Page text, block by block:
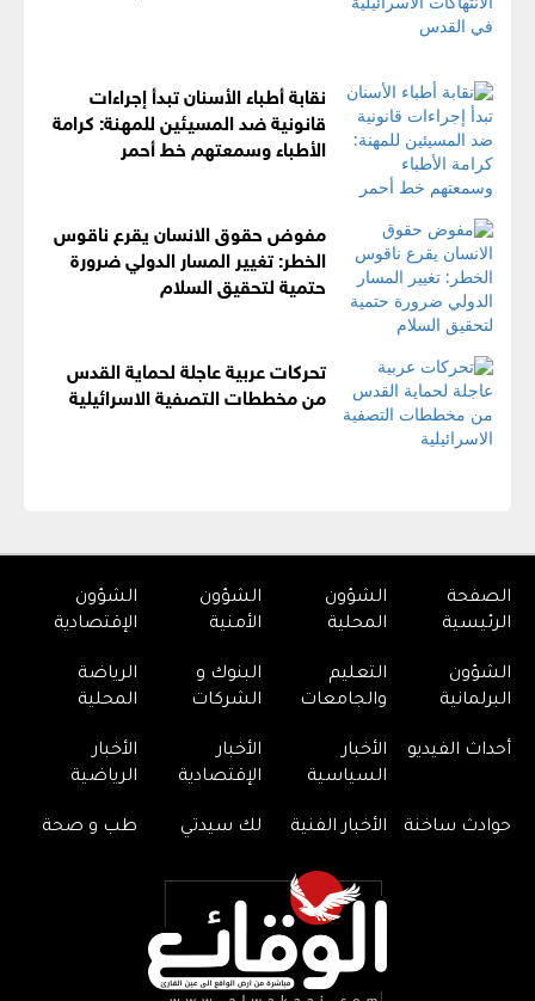
نقابة أطباء الأسنان تبدأ إجراءات
قانونية ضد المسيئين للمهنة: كرامة
الأطباء وسمعتهم خط أحمر
مفوض حقوق الانسان يقرع ناقوس
الخطر: تغيير المسار الدولي ضرورة
حتمية لتحقيق السلام
تحركات عربية عاجلة لحماية القدس
من مخططات التصفية الاسرائيلية
الصفحة
الرئيسية
الشؤون
المحلية
الشؤون
الأمنية
الشؤون
الإقتصادية
الشؤون
البرلمانية
التعليم
والجامعات
البنوك و
الشركات
الرياضة
المحلية
أحداث الفيديو
الأخبار
السياسية
الأخبار
الإقتصادية
الأخبار
الرياضية
حوادث ساخنة الأخبار الفنية لك سيدتي طب و صحة